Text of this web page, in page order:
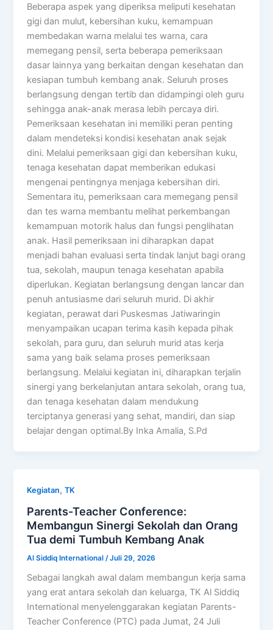
Beberapa aspek yang diperiksa meliputi kesehatan
gigi dan mulut, kebersihan kuku, kemampuan
membedakan warna melalui tes warna, cara
memegang pensil, serta beberapa pemeriksaan
dasar lainnya yang berkaitan dengan kesehatan dan
kesiapan tumbuh kembang anak. Seluruh proses
berlangsung dengan tertib dan didampingi oleh guru
sehingga anak-anak merasa lebih percaya diri.
Pemeriksaan kesehatan ini memiliki peran penting
dalam mendeteksi kondisi kesehatan anak sejak
dini. Melalui pemeriksaan gigi dan kebersihan kuku,
tenaga kesehatan dapat memberikan edukasi
mengenai pentingnya menjaga kebersihan diri.
Sementara itu, pemeriksaan cara memegang pensil
dan tes warna membantu melihat perkembangan
kemampuan motorik halus dan fungsi penglihatan
anak. Hasil pemeriksaan ini diharapkan dapat
menjadi bahan evaluasi serta tindak lanjut bagi orang
tua, sekolah, maupun tenaga kesehatan apabila
diperlukan. Kegiatan berlangsung dengan lancar dan
penuh antusiasme dari seluruh murid. Di akhir
kegiatan, perawat dari Puskesmas Jatiwaringin
menyampaikan ucapan terima kasih kepada pihak
sekolah, para guru, dan seluruh murid atas kerja
sama yang baik selama proses pemeriksaan
berlangsung. Melalui kegiatan ini, diharapkan terjalin
sinergi yang berkelanjutan antara sekolah, orang tua,
dan tenaga kesehatan dalam mendukung
terciptanya generasi yang sehat, mandiri, dan siap
belajar dengan optimal.By Inka Amalia, S.Pd
Kegiatan,TK
Parents-Teacher Conference:
Membangun Sinergi Sekolah dan Orang
Tua demi Tumbuh Kembang Anak
Al Siddiq International /Juli 29, 2026
Sebagai langkah awal dalam membangun kerja sama
yang erat antara sekolah dan keluarga, TK Al Siddiq
International menyelenggarakan kegiatan Parents-
Teacher Conference (PTC) pada Jumat, 24 Juli